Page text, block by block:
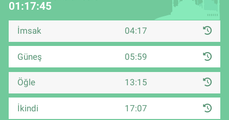
01:17:44
İmsak 04:17
Güneş 05:59
Öğle 13:15
İkindi 17:07